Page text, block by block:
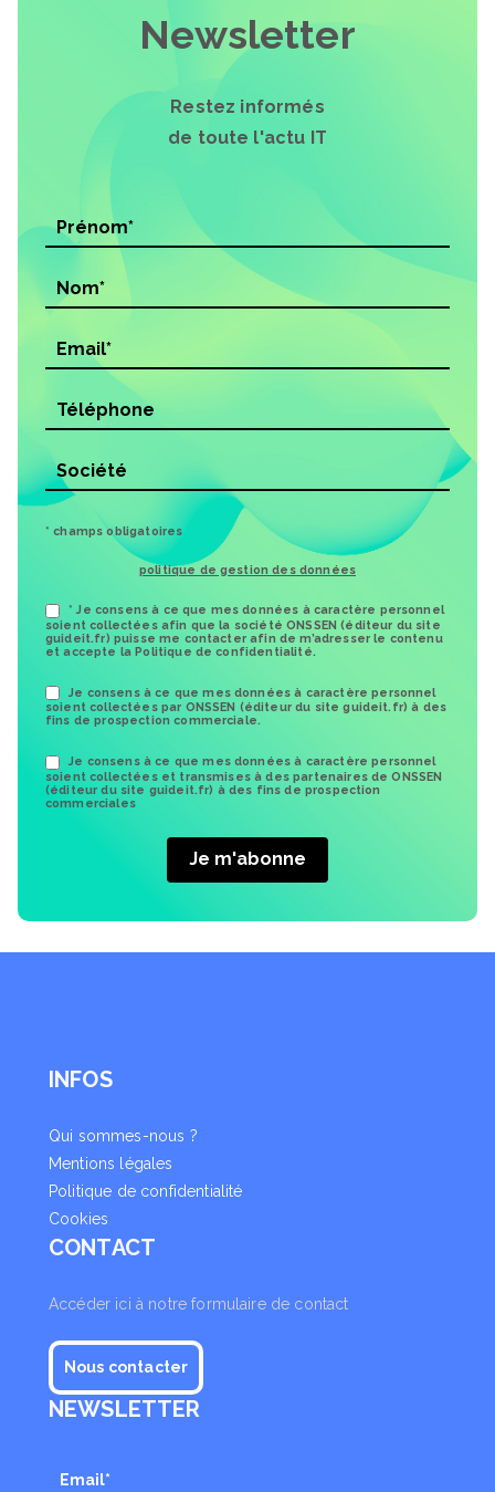
Newsletter
Restez informés
de toute l'actu IT
* champs obligatoires
politique de gestion des données
* Je consens à ce que mes données à caractère personnel
soient collectées afin que la société ONSSEN (éditeur du site
guideit.fr) puisse me contacter afin de m’adresser le contenu
et accepte la Politique de confidentialité.
Je consens à ce que mes données à caractère personnel
soient collectées par ONSSEN (éditeur du site guideit.fr) à des
fins de prospection commerciale.
Je consens à ce que mes données à caractère personnel
soient collectées et transmises à des partenaires de ONSSEN
(éditeur du site guideit.fr) à des fins de prospection
commerciales
INFOS
Qui sommes-nous ?
Mentions légales
Politique de confidentialité
Cookies
CONTACT
Accéder ici à notre formulaire de contact
Nous contacter
NEWSLETTER